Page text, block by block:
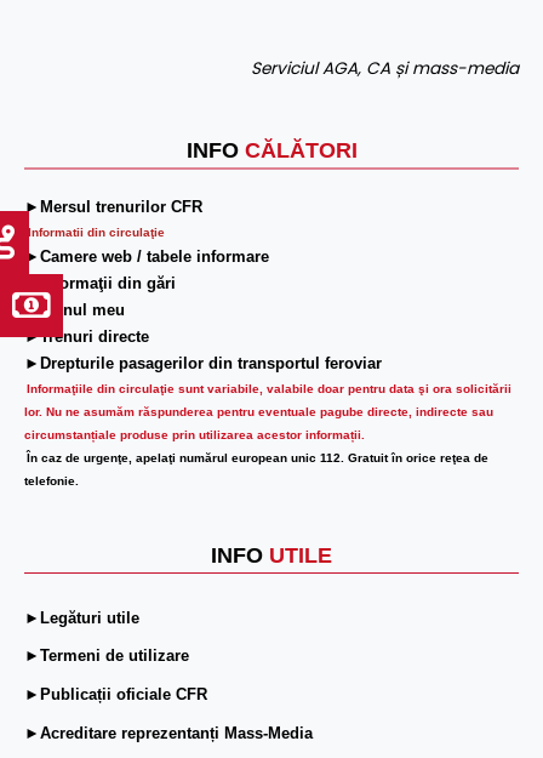
INFO CĂLĂTORI
►Mersul trenurilor CFR
Informatii din circulaţie
►Camere web / tabele informare
►Informaţii din gări
►Trenul meu
►Trenuri directe
►Drepturile pasagerilor din transportul feroviar
Informaţiile din circulaţie sunt variabile, valabile doar pentru data şi ora solicitării
lor. Nu ne asumăm răspunderea pentru eventuale pagube directe, indirecte sau
circumstanțiale produse prin utilizarea acestor informații.
În caz de urgenţe, apelaţi numărul european unic 112. Gratuit în orice reţea de
telefonie.
INFO UTILE
►Legături utile
►Termeni de utilizare
►Publicații oficiale CFR
►Acreditare reprezentanți Mass-Media
Serviciul AGA, CA și mass-media